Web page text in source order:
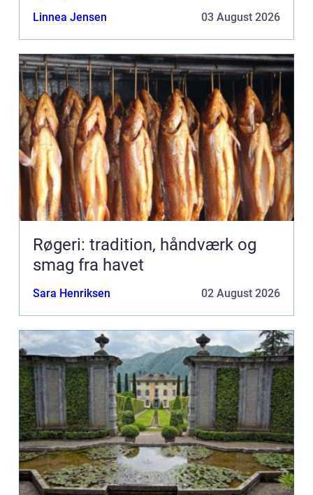
Linnea Jensen 03 August 2026
Røgeri: tradition, håndværk og
smag fra havet
Sara Henriksen 02 August 2026